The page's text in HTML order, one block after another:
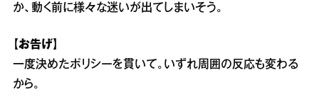
か、動く前に様々な迷いが出てしまいそう。
【お告げ】
一度決めたポリシーを貫いて。いずれ周囲の反応も変わる
から。